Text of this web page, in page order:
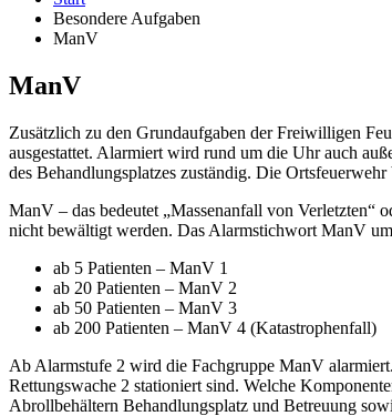
Besondere Aufgaben
ManV
ManV
Zusätzlich zu den Grundaufgaben der Freiwilligen
ausgestattet. Alarmiert wird rund um die Uhr auch
des Behandlungsplatzes zuständig. Die
ManV – das bedeutet „Massenanfall von Verletzten“
nicht bewältigt werden. Das Alarmstichwort ManV
ab 5 Patienten – ManV 1
ab 20 Patienten – ManV 2
ab 50 Patienten – ManV 3
ab 200 Patienten – ManV 4 (Katastrophenfall)
Ab Alarmstufe 2 wird die Fachgruppe ManV
Rettungswache 2 stationiert sind. Welche
Abrollbehältern Behandlungsplatz und Betreuung